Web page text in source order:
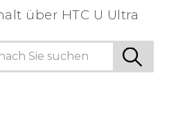
über‎ HTC U Ultra